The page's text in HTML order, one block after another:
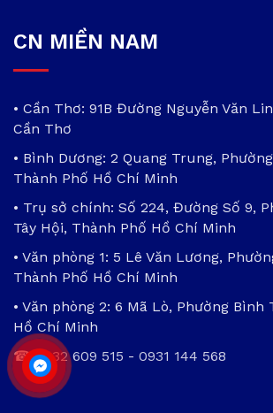
CN MIỀN NAM
• Cần Thơ: 91B Đường Nguyễn Văn
Cần Thơ
• Bình Dương: 2 Quang Trung,
Thành Phố Hồ Chí Minh
• Trụ sở chính: Số 224, Đường Số 9,
Tây Hội, Thành Phố Hồ Chí Minh
• Văn phòng 1: 5 Lê Văn Lương,
Thành Phố Hồ Chí Minh
• Văn phòng 2: 6 Mã Lò, Phường Bình
Hồ Chí Minh
☎0932 609 515 - 0931 144 568